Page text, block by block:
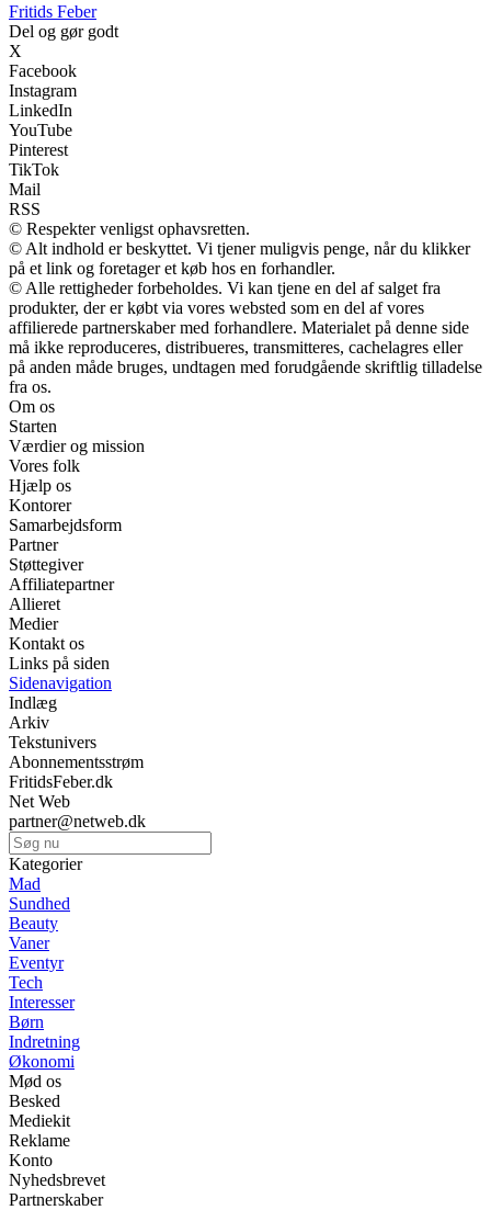
Fritids Feber
Del og gør godt
X
Facebook
Instagram
LinkedIn
YouTube
Pinterest
TikTok
Mail
RSS
© Respekter venligst ophavsretten.
© Alt indhold er beskyttet. Vi tjener muligvis penge, når du klikker
på et link og foretager et køb hos en forhandler.
© Alle rettigheder forbeholdes. Vi kan tjene en del af salget fra
produkter, der er købt via vores websted som en del af vores
affilierede partnerskaber med forhandlere. Materialet på denne side
må ikke reproduceres, distribueres, transmitteres, cachelagres eller
på anden måde bruges, undtagen med forudgående skriftlig tilladelse
fra os.
Om os
Starten
Værdier og mission
Vores folk
Hjælp os
Kontorer
Samarbejdsform
Partner
Støttegiver
Affiliatepartner
Allieret
Medier
Kontakt os
Links på siden
Sidenavigation
Indlæg
Arkiv
Tekstunivers
Abonnementsstrøm
FritidsFeber.dk
Net Web
partner@netweb.dk
Kategorier
Mad
Sundhed
Beauty
Vaner
Eventyr
Tech
Interesser
Børn
Indretning
Økonomi
Mød os
Besked
Mediekit
Reklame
Konto
Nyhedsbrevet
Partnerskaber